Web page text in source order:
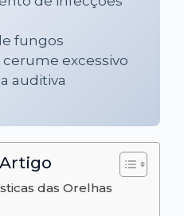
fungos
excessivo
auditiva
das Orelhas